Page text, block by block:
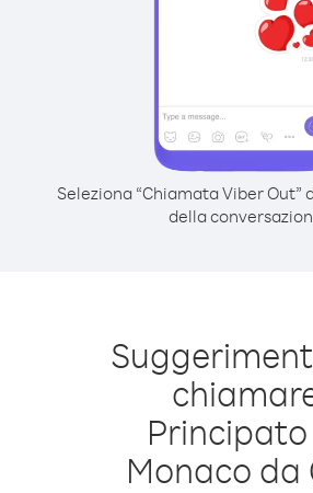
Seleziona “Chiamata Viber Out”
della
Monaco da